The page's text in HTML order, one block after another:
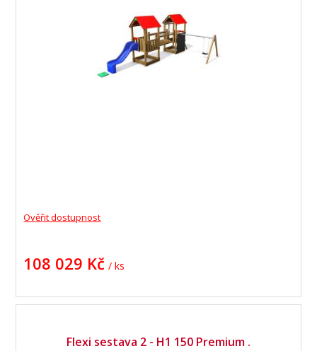
Ověřit dostupnost
108 029 Kč / ks
Flexi sestava 2 - H1 150 Premium .